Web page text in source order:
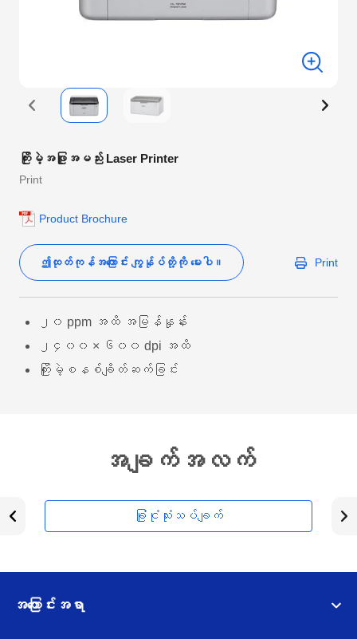
ကြိုးမဲ့အဖြူအမည်း Laser Printer
Print
Product Brochure
ဤထုတ်ကုန်အကြောင်း ကျွန်ုပ်တို့ကို မေးပါ။ Print
၂၀ ppm အထိ အမြန်နှုန်း
၂၄၀၀ × ၆၀၀ dpi အထိ
ကြိုးမဲ့စနစ်ချိတ်ဆက်ခြင်း
အချက်အလက်
ခြုံငုံသုံးသပ်ချက်
အကြောင်းအရာ